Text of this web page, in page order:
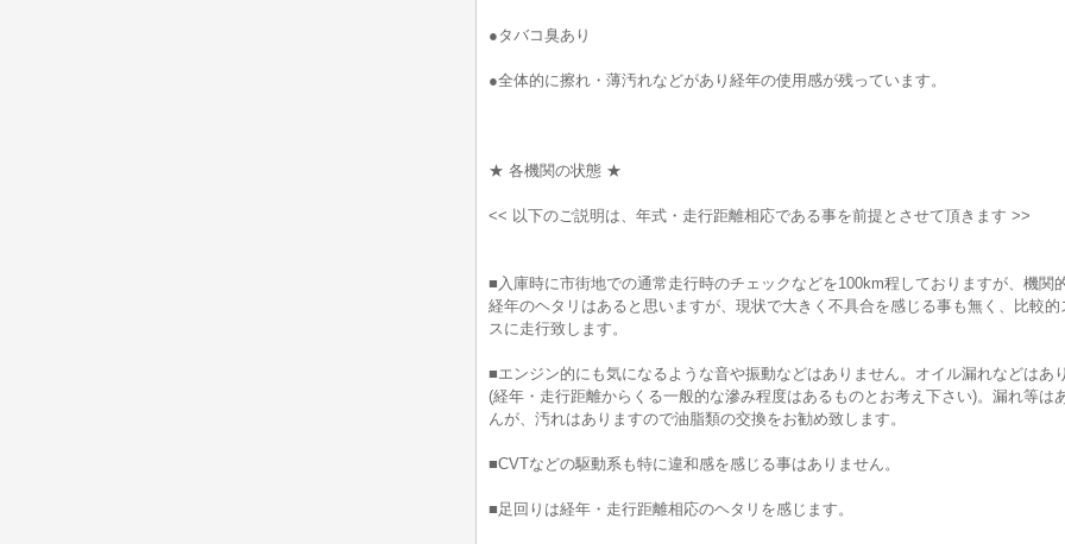
●タバコ臭あり
●全体的に擦れ・薄汚れなどがあり経年の使用感が残っています。
★ 各機関の状態 ★
<< 以下のご説明は、年式・走行距離相応である事を前提とさせて頂きます >>
■入庫時に市街地での通常走行時のチェックなどを100km程しておりますが、機関的
経年のヘタリはあると思いますが、現状で大きく不具合を感じる事も無く、比較的
スに走行致します。
■エンジン的にも気になるような音や振動などはありません。オイル漏れなどはあ
(経年・走行距離からくる一般的な滲み程度はあるものとお考え下さい)。漏れ等は
んが、汚れはありますので油脂類の交換をお勧め致します。
■CVTなどの駆動系も特に違和感を感じる事はありません。
■足回りは経年・走行距離相応のヘタリを感じます。